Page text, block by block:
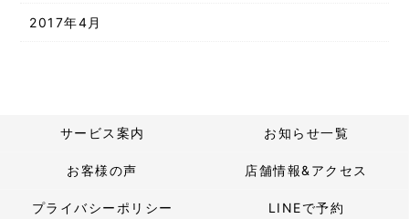
2017年4月
サービス案内 お知らせ一覧
お客様の声 店舗情報&アクセス
プライバシーポリシー LINEで予約